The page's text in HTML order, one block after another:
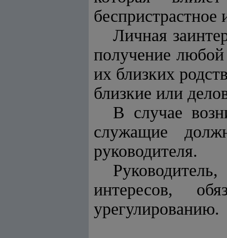
Личная
получение
их близких
близкие или
В случае
служащие
руководителя.
интересов,
урегулированию.